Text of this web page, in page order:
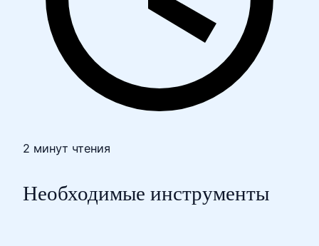
2 минут чтения
Необходимые инструменты